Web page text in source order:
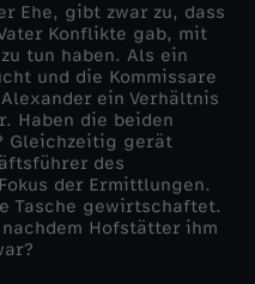
Ehe, gibt zwar zu, dass
Konflikte gab, mit
tun haben. Als ein
und die Kommissare
ein Verhältnis
Haben die beiden
Gleichzeitig gerät
des
der Ermittlungen.
Tasche gewirtschaftet.
Hofstätter ihm